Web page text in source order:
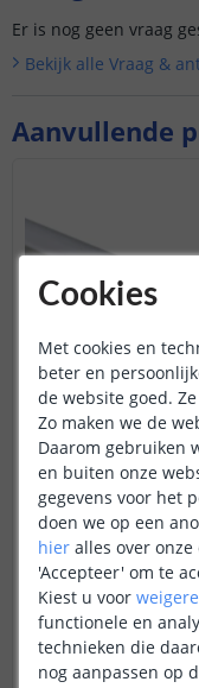
Aanvullende
2M -
Opbouw -
(34
OP VOORRAAD
IN
Er is nog geen vraag
Bekijk alle Vraag &
Cookies
Met cookies en
beter en
de website goed.
Zo maken we de
Daarom gebruiken
en buiten onze
gegevens voor het
doen we op een
hier alles over
'Accepteer' om te
Kiest u voor
functionele en
technieken die
nog aanpassen op